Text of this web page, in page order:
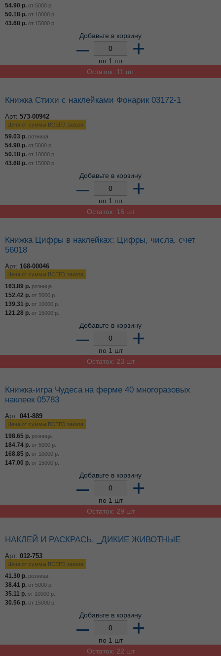
Книжка Стихи с наклейками Кукла 03173-8
Арт: 573-00941
59.03 р. розница
54.90 р. от 5000р.
50.18 р. от 10000 р.
Добавьте в корзину
– +
по 1 шт
Остаток: 11 шт
Книжка Стихи с наклейками Фонарик 03172-1
Арт: 573-00942
Цена от суммы ВСЕГО заказа
р. от р.
р. р.
р. р.
– +
по 1 шт
Остаток: 16 шт